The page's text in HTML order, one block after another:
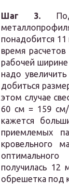
Шаг 3.
понадобится
время
рабочей
надо
добиться
этом случае
60 см = 159 см/
кажется
приемлемых
кровельного
получилась 12
обрешетка под